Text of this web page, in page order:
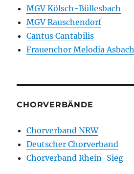
MGV Kölsch-Büllesbach
MGV Rauschendorf
Cantus Cantabilis
Frauenchor Melodia Asbach
CHORVERBÄNDE
Chorverband NRW
Deutscher Chorverband
Chorverband Rhein-Sieg